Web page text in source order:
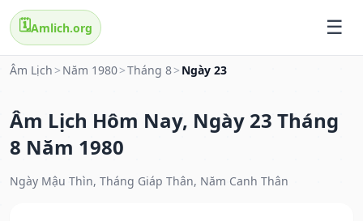
🗓️Amlich.org
Âm Lịch > Năm 1980>Tháng 8> Ngày 23
Âm Lịch Hôm Nay, Ngày 23 Tháng
8 Năm 1980
Ngày Mậu Thìn, Tháng Giáp Thân, Năm Canh Thân